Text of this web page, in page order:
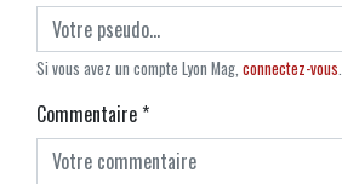
Si vous avez un compte Lyon Mag, connectez-vous.
Commentaire*